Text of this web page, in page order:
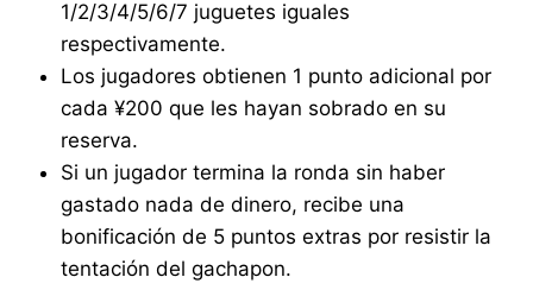
1/2/3/4/5/6/7 juguetes iguales
respectivamente.
Los jugadores obtienen 1 punto adicional por
cada ¥200 que les hayan sobrado en su
reserva.
Si un jugador termina la ronda sin haber
gastado nada de dinero, recibe una
bonificación de 5 puntos extras por resistir la
tentación del gachapon.